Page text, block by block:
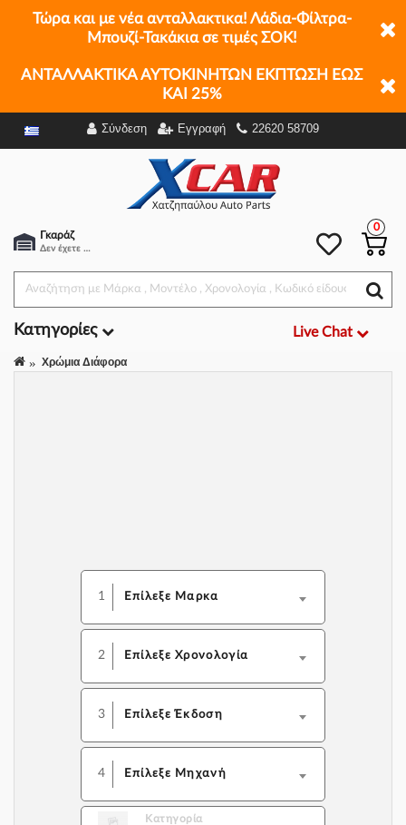
Τώρα και με νέα ανταλλακτικα! Λάδια-Φίλτρα-
Μπουζί-Τακάκια σε τιμές ΣΟΚ!
ΑΝΤΑΛΛΑΚΤΙΚΑ ΑΥΤΟΚΙΝΗΤΩΝ ΕΚΠΤΩΣΗ ΕΩΣ
ΚΑΙ 25%
Σύνδεση Εγγραφή 22620 58709
Γκαράζ
Δεν έχετε επιλέξει αμάξι.
0
Κατηγορίες Live Chat
Χρώμια Διάφορα
1 Επίλεξε Μαρκα
2 Επίλεξε Χρονολογία
3 Επίλεξε Έκδοση
4 Επίλεξε Μηχανή
Κατηγορία
Φίλτρα